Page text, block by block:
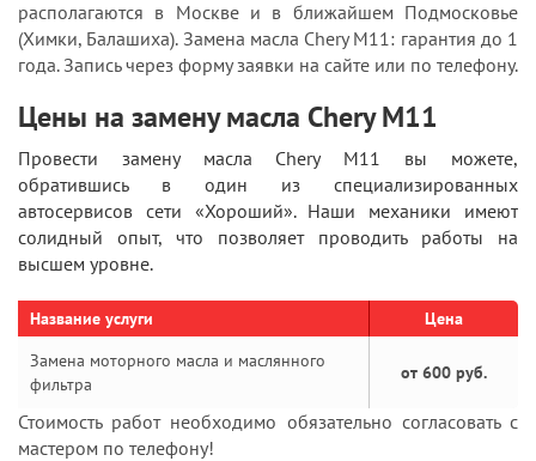
располагаются в Москве и в ближайшем Подмосковье
(Химки, Балашиха). Замена масла Chery M11: гарантия до 1
года. Запись через форму заявки на сайте или по телефону.
Цены на замену масла Chery M11
Провести замену масла Chery M11 вы можете,
обратившись в один из специализированных
автосервисов сети «Хороший». Наши механики имеют
солидный опыт, что позволяет проводить работы на
высшем уровне.
Название услуги
Цена
Замена моторного масла и маслянного
фильтра
от 600 руб.
Стоимость работ необходимо обязательно согласовать с
мастером по телефону!